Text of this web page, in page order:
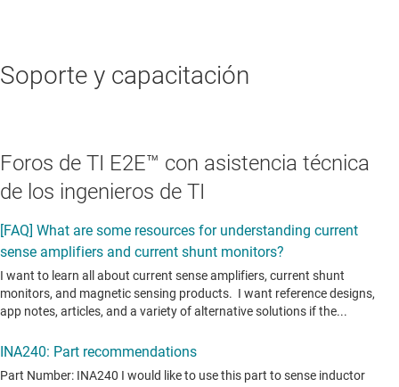
Soporte y capacitación
Foros de TI E2E™ con asistencia técnica
de los ingenieros de TI